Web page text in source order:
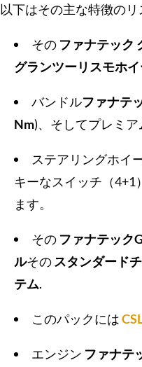
以下はその主な特徴のリ
その ファナテック
グランツーリスモホ
バンドルファナテ
Nm)、そしてプレミア
ステアリングホイ
キーなスイッチ（4+1
ます。
その ファナテック
ルその スタンダード
テム.
このパックには
エンジン ファナテ